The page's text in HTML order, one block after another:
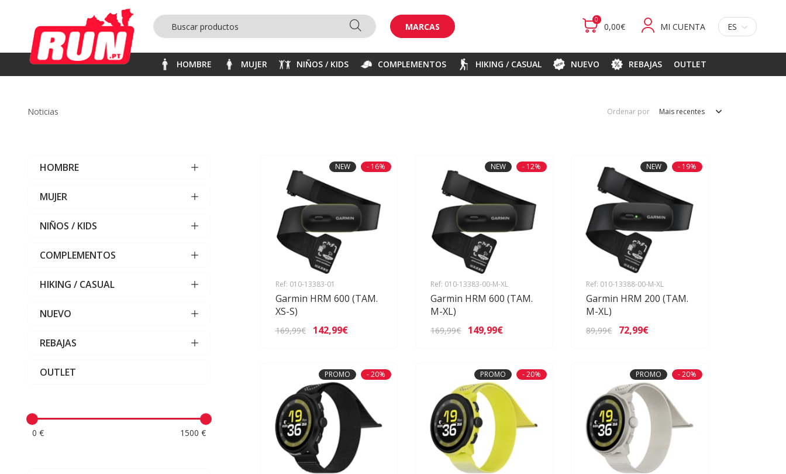
MARCAS
0
0,00€ MI CUENTA ES
HOMBRE MUJER NIÑOS / KIDS COMPLEMENTOS HIKING / CASUAL NUEVO REBAJAS OUTLET
noticias Ordenar por Mais recentes
HOMBRE
MUJER
NIÑOS / KIDS
COMPLEMENTOS
HIKING / CASUAL
NUEVO
REBAJAS
OUTLET
0 € 1500 €
NEW - 16%
Ref: 010-13383-01
Garmin HRM 600 (TAM.
XS-S)
169,99€ 142,99€
NEW - 12%
Ref: 010-13383-00-M-XL
Garmin HRM 600 (TAM.
M-XL)
169,99€ 149,99€
NEW - 19%
Ref: 010-13388-00-M-XL
Garmin HRM 200 (TAM.
M-XL)
89,99€ 72,99€
PROMO - 20% PROMO - 20% PROMO - 20%